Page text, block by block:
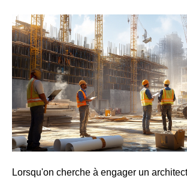
Lorsqu'on cherche à engager un